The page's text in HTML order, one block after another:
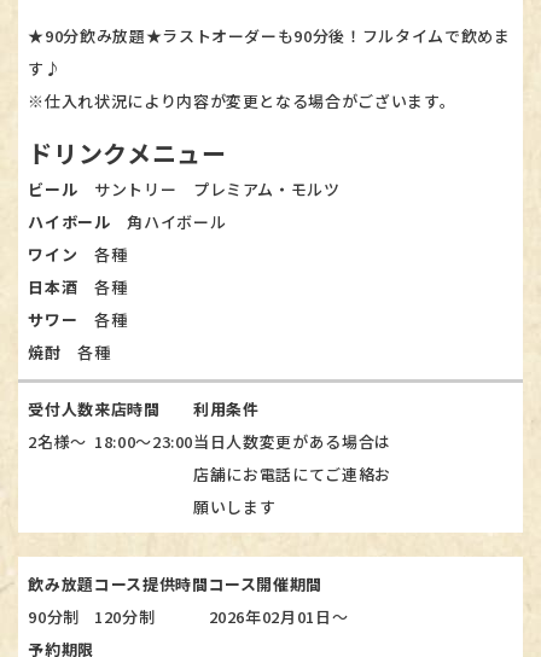
★90分飲み放題★ラストオーダーも90分後！フルタイムで飲めま
す♪
※仕入れ状況により内容が変更となる場合がございます。​​​​​​​
ドリンクメニュー
ビール サントリー プレミアム・モルツ
ハイボール 角ハイボール​​​​​​​
ワイン 各種​​​​​​​
日本酒 各種​​​​​​​
サワー 各種
焼酎各種
受付人数
2名様～
来店時間
18:00～23:00
利用条件
当日人数変更がある場合は
店舗にお電話にてご連絡お
願いします
飲み放題
90分制
コース提供時間
120分制
コース開催期間
2026年02月01日～
予約期限